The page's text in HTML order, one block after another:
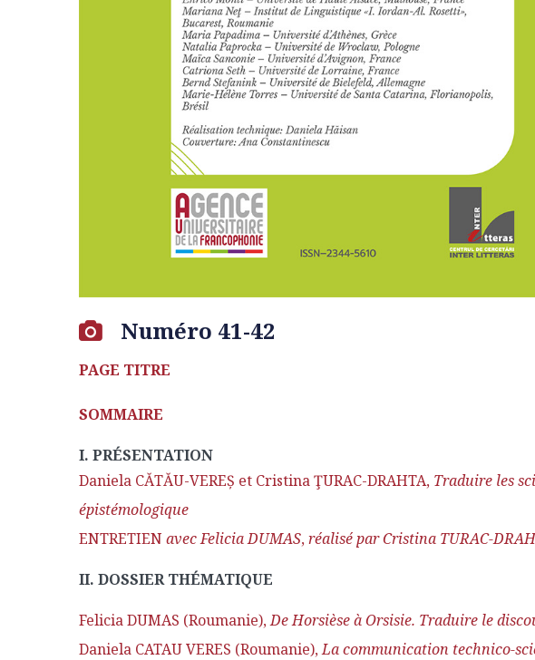
Numéro 41-42
PAGE TITRE
SOMMAIRE
I. PRÉSENTATION
Daniela CĂTĂU-VEREȘ et Cristina ŢURAC-DRAHTA, Traduire les
épistémologique
ENTRETIEN avec Felicia DUMAS,réalisé parCristina TURAC-
II. DOSSIER THÉMATIQUE
Felicia DUMAS (Roumanie),De Horsièse à Orsisie. Traduire le
Daniela CATAU VERES (Roumanie),La communication technico-